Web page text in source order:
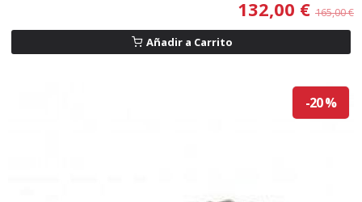
132,00 € 165,00 €
Añadir a Carrito
-20 %